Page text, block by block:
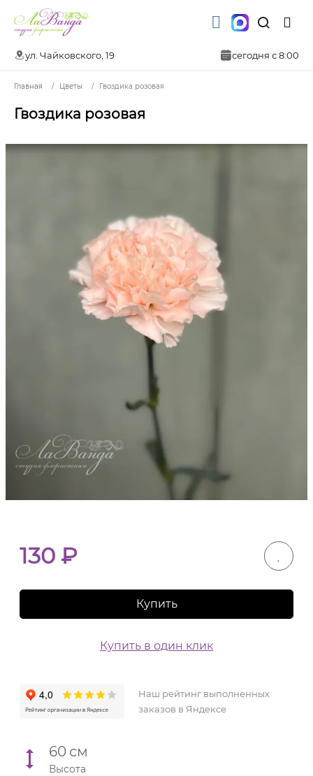
ул. Чайковского, 19 сегодня с 8:00
Главная Цветы Гвоздика розовая
Гвоздика розовая
130 ₽
Купить
Купить в один клик
Наш рейтинг выполненных
заказов в Яндексе
60 см
Высота